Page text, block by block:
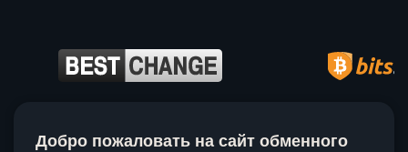
Добро пожаловать на сайт обменного